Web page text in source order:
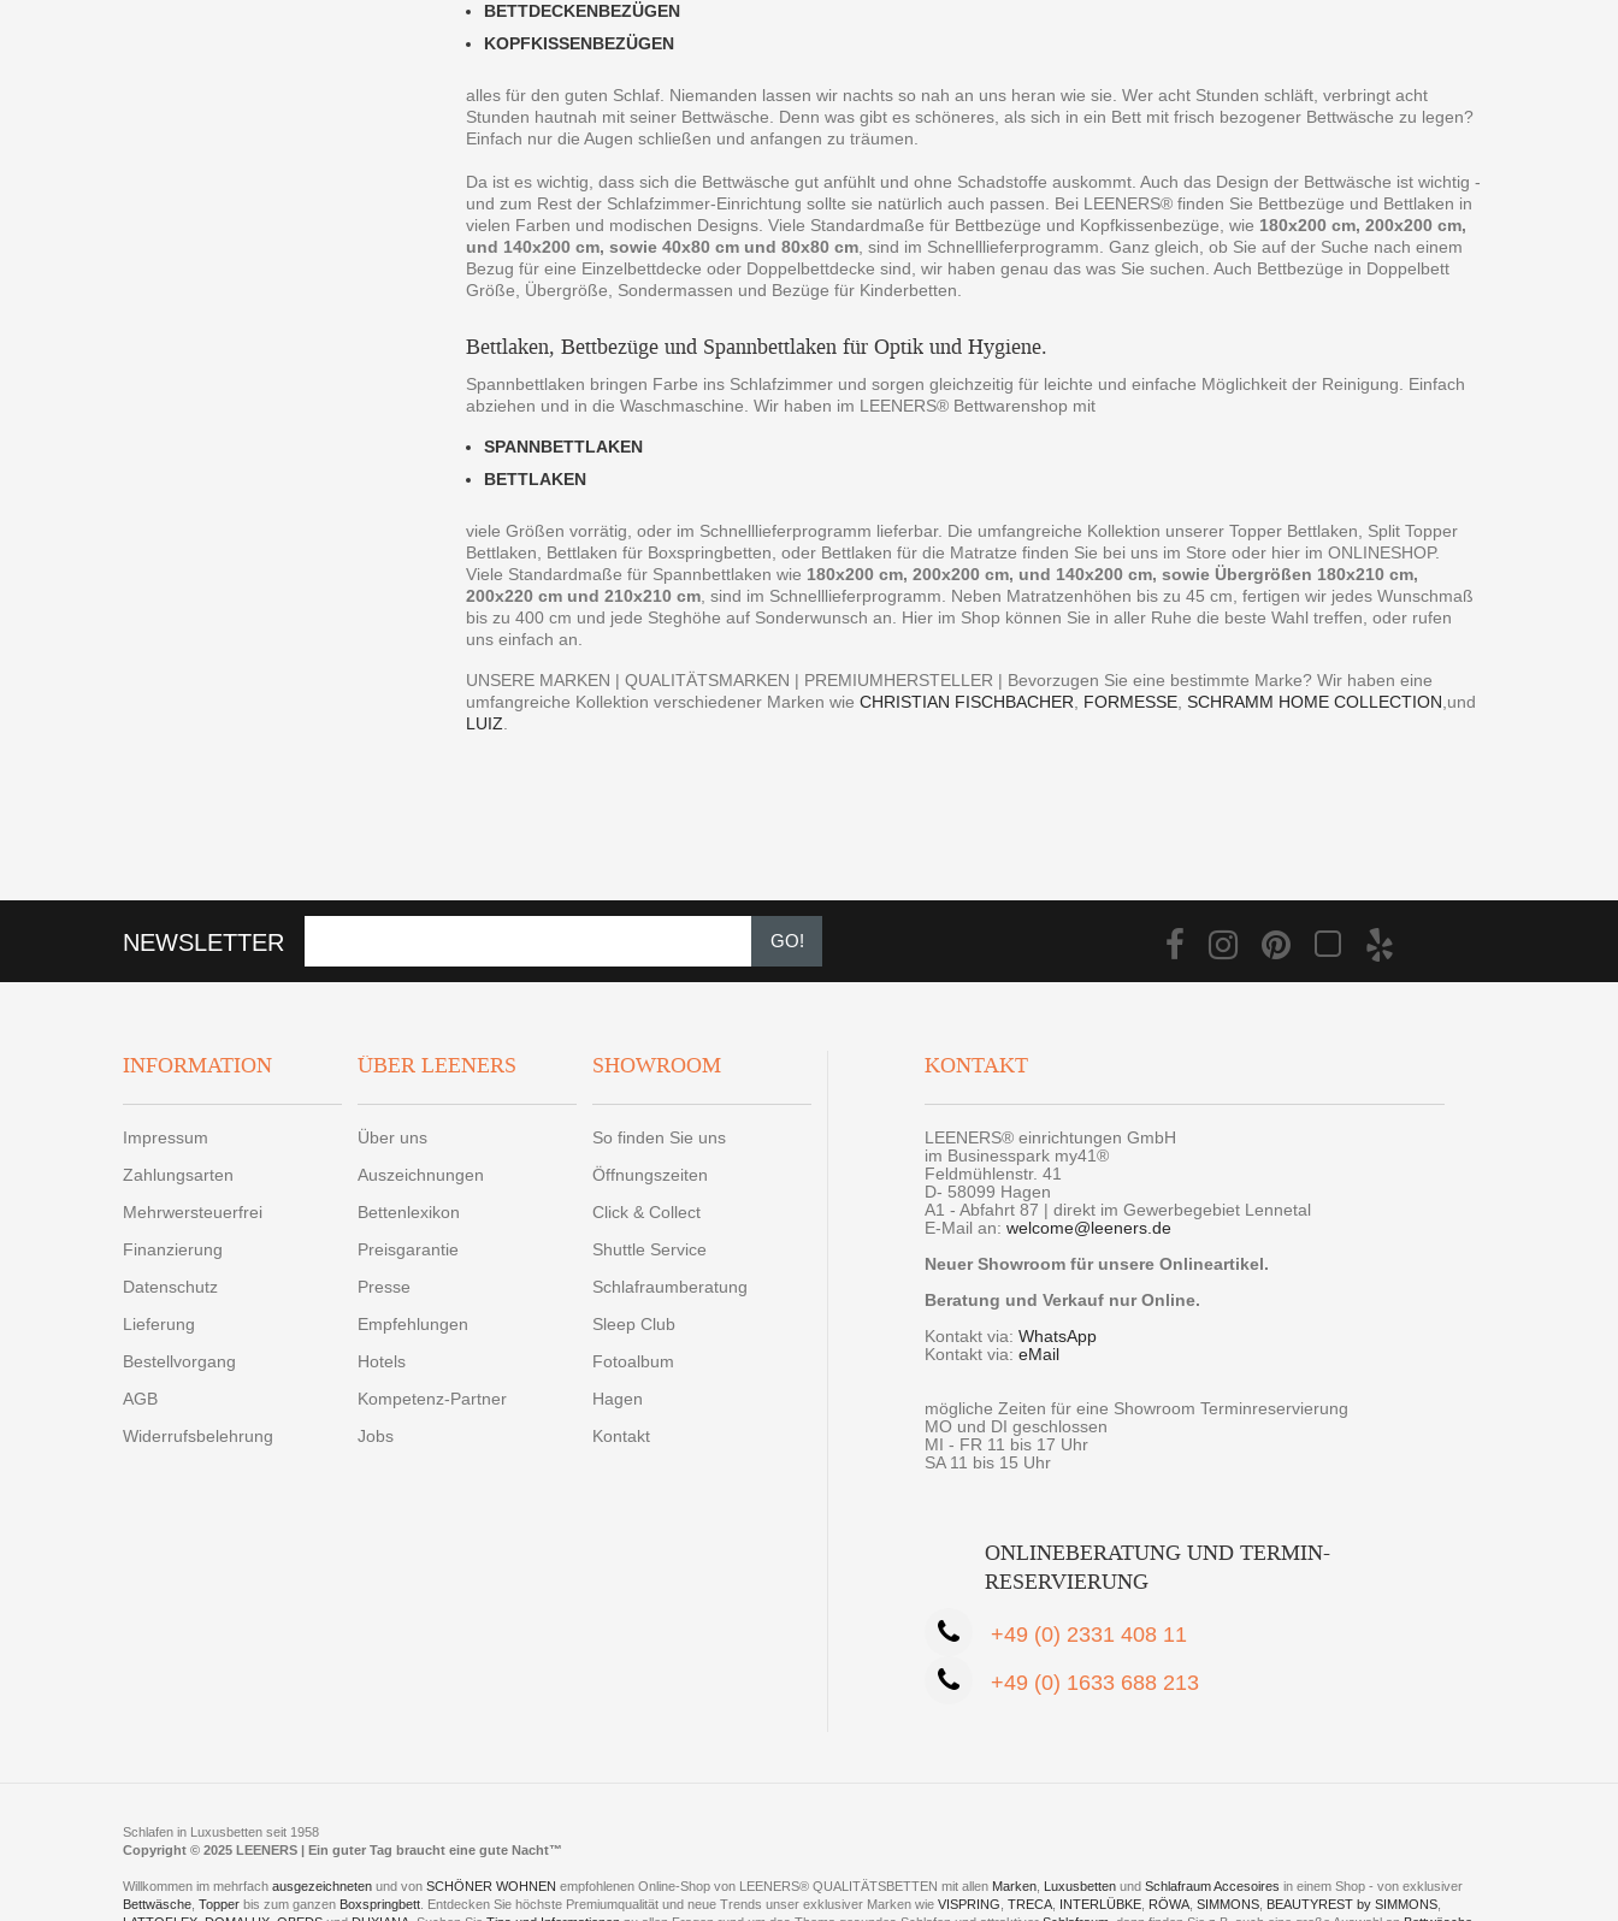
BETTDECKENBEZÜGEN
KOPFKISSENBEZÜGEN
alles für den guten Schlaf. Niemanden lassen wir nachts so nah an uns heran wie sie. Wer acht Stunden schläft, verbringt acht
Stunden hautnah mit seiner Bettwäsche. Denn was gibt es schöneres, als sich in ein Bett mit frisch bezogener Bettwäsche zu legen?
Einfach nur die Augen schließen und anfangen zu träumen.
Da ist es wichtig, dass sich die Bettwäsche gut anfühlt und ohne Schadstoffe auskommt. Auch das Design der Bettwäsche ist wichtig -
und zum Rest der Schlafzimmer-Einrichtung sollte sie natürlich auch passen. Bei LEENERS® finden Sie Bettbezüge und Bettlaken in
vielen Farben und modischen Designs. Viele Standardmaße für Bettbezüge und Kopfkissenbezüge, wie 180x200 cm, 200x200 cm,
und 140x200 cm, sowie 40x80 cm und 80x80 cm, sind im Schnelllieferprogramm. Ganz gleich, ob Sie auf der Suche nach einem
Bezug für eine Einzelbettdecke oder Doppelbettdecke sind, wir haben genau das was Sie suchen. Auch Bettbezüge in Doppelbett
Größe, Übergröße, Sondermassen und Bezüge für Kinderbetten.
Bettlaken, Bettbezüge und Spannbettlaken für Optik und Hygiene.
Spannbettlaken bringen Farbe ins Schlafzimmer und sorgen gleichzeitig für leichte und einfache Möglichkeit der Reinigung. Einfach
abziehen und in die Waschmaschine. Wir haben im LEENERS® Bettwarenshop mit
SPANNBETTLAKEN
BETTLAKEN
viele Größen vorrätig, oder im Schnelllieferprogramm lieferbar. Die umfangreiche Kollektion unserer Topper Bettlaken, Split Topper
Bettlaken, Bettlaken für Boxspringbetten, oder Bettlaken für die Matratze finden Sie bei uns im Store oder hier im ONLINESHOP.
Viele Standardmaße für Spannbettlaken wie 180x200 cm, 200x200 cm, und 140x200 cm, sowie Übergrößen 180x210 cm,
200x220 cm und 210x210 cm, sind im Schnelllieferprogramm. Neben Matratzenhöhen bis zu 45 cm, fertigen wir jedes Wunschmaß
bis zu 400 cm und jede Steghöhe auf Sonderwunsch an. Hier im Shop können Sie in aller Ruhe die beste Wahl treffen, oder rufen
uns einfach an.
UNSERE MARKEN | QUALITÄTSMARKEN | PREMIUMHERSTELLER | Bevorzugen Sie eine bestimmte Marke? Wir haben eine
umfangreiche Kollektion verschiedener Marken wieCHRISTIAN FISCHBACHER, FORMESSE,SCHRAMM HOME COLLECTION,und
LUIZ.
NEWSLETTER GO!
INFORMATION
Impressum
Zahlungsarten
Mehrwersteuerfrei
Finanzierung
Datenschutz
Lieferung
Bestellvorgang
AGB
Widerrufsbelehrung
ÜBER LEENERS
Über uns
Auszeichnungen
Bettenlexikon
Preisgarantie
Presse
Empfehlungen
Hotels
Kompetenz-Partner
Jobs
SHOWROOM
So finden Sie uns
Öffnungszeiten
Click & Collect
Shuttle Service
Schlafraumberatung
Sleep Club
Fotoalbum
Hagen
Kontakt
KONTAKT
LEENERS® einrichtungen GmbH
im Businesspark my41®
Feldmühlenstr. 41
D- 58099 Hagen
A1 - Abfahrt 87 | direkt im Gewerbegebiet Lennetal
E-Mail an: welcome@leeners.de
Neuer Showroom für unsere Onlineartikel.
Beratung und Verkauf nur Online.
Kontakt via: WhatsApp
Kontakt via: eMail
mögliche Zeiten für eine Showroom Terminreservierung
MO und DI geschlossen
MI - FR 11 bis 17 Uhr
SA 11 bis 15 Uhr
ONLINEBERATUNG UND TERMIN-
RESERVIERUNG
+49 (0) 2331 408 11
+49 (0) 1633 688 213
Schlafen in Luxusbetten seit 1958
Copyright © 2025 LEENERS | Ein guter Tag braucht eine gute Nacht™
Willkommen im mehrfach ausgezeichneten und von SCHÖNER WOHNEN empfohlenen Online-Shop von LEENERS® QUALITÄTSBETTEN mit allen Marken Luxusbetten und Schlafraum Accesoires in einem Shop - von exklusiver
Bettwäsche Topper bis zum ganzen Boxspringbett . Entdecken Sie höchste Premiumqualität und neue Trends unser exklusiver Marken wie VISPRING TRECA INTERLÜBKE RÖWA SIMMONS BEAUTYREST by SIMMONS